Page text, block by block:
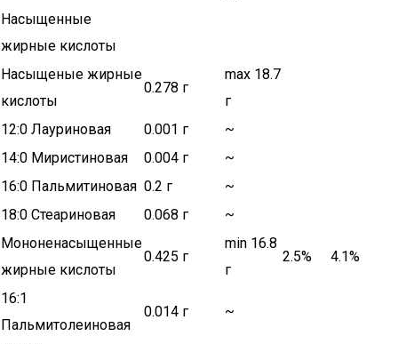
Насыщенные
жирные кислоты
Насыщеные жирные
кислоты
0.278 г
max 18.7
г
12:0 Лауриновая
0.001 г
~
14:0 Миристиновая
0.004 г
~
16:0 Пальмитиновая 0.2 г
~
18:0 Стеариновая
0.068 г
~
Мононенасыщенные
жирные кислоты
0.425 г
min 16.8
г
2.5% 4.1%
16:1
Пальмитолеиновая
0.014 г ~